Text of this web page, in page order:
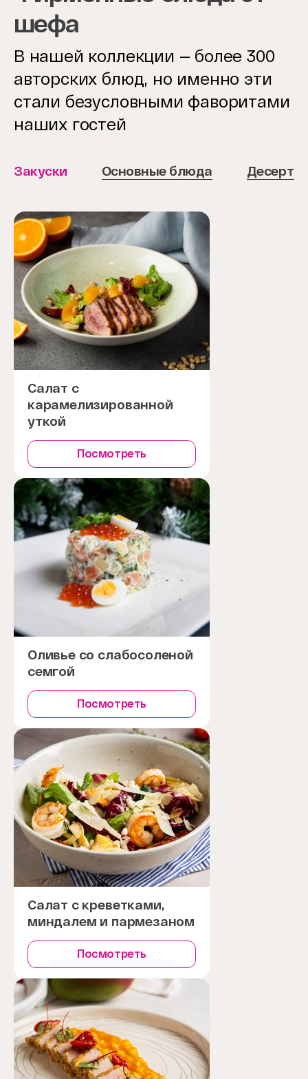
шефа
В нашей коллекции — более 300
авторских блюд, но именно эти
стали безусловными фаворитами
наших гостей
Закуски Основные блюда Десерты
Салат с
карамелизированной
уткой
Посмотреть
Оливье со слабосоленой
семгой
Посмотреть
Салат с креветками,
миндалем и пармезаном
Посмотреть